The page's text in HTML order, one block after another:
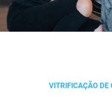
VITRIFICAÇÃO DE